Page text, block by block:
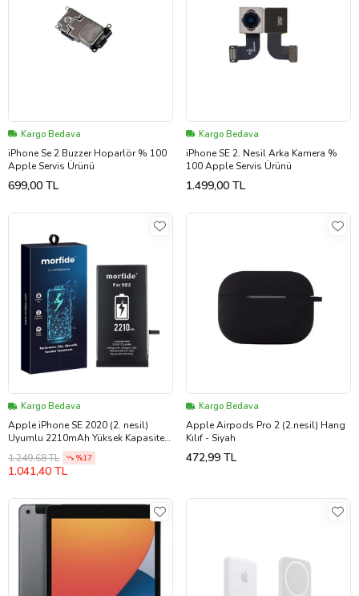
Kargo Bedava
iPhone Se 2 Buzzer Hoparlör % 100
Apple Servis Ürünü
699,00 TL
Kargo Bedava
iPhone SE 2. Nesil Arka Kamera %
100 Apple Servis Ürünü
1.499,00 TL
Kargo Bedava
Apple iPhone SE 2020 (2. nesil)
Uyumlu 2210mAh Yüksek Kapasiteli
Batarya Morfide M-Max – A Sınıf
Hücre, 15 Ay Garantili
1.249,68 TL %17
1.041,40 TL
Kargo Bedava
Apple Airpods Pro 2 (2.nesil) Hang
Kılıf - Siyah
472,99 TL